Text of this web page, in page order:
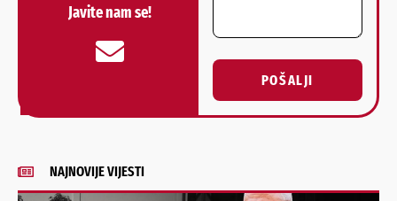
Javite nam se!
POŠALJI
Alternative:
NAJNOVIJE VIJESTI